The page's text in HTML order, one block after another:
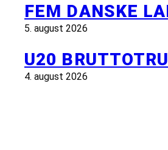
FEM DANSKE
5. august 2026
U20
4. august 2026